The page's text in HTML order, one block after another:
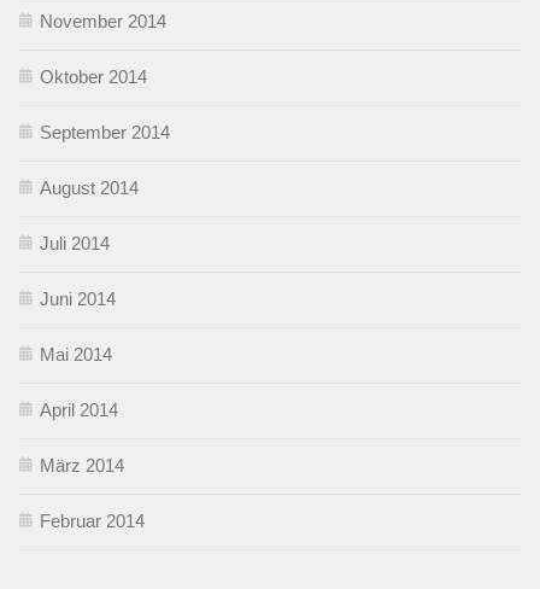
November 2014
Oktober 2014
September 2014
August 2014
Juli 2014
Juni 2014
Mai 2014
April 2014
März 2014
Februar 2014